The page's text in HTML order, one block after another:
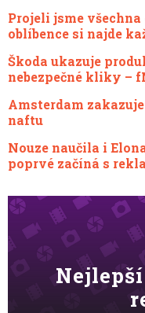
Projeli jsme
oblíbence si najde
Škoda ukazuje
nebezpečné kliky –
Amsterdam
naftu
Nouze naučila i
poprvé začíná s